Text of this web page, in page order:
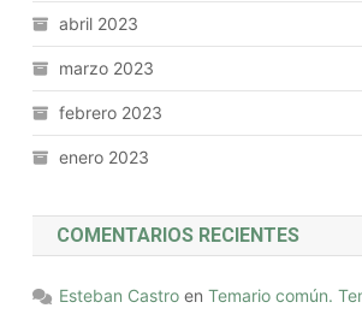
abril 2023
marzo 2023
febrero 2023
enero 2023
COMENTARIOS RECIENTES
Esteban Castro enTemario común.